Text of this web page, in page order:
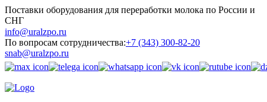
Поставки оборудования для переработки молока по России и
СНГ
info@uralzpo.ru
По вопросам сотрудничества:+7 (343) 300-82-20
snab@uralzpo.ru